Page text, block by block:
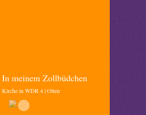
In meinem Zollbüdchen
Kirche in WDR 4 | Otten